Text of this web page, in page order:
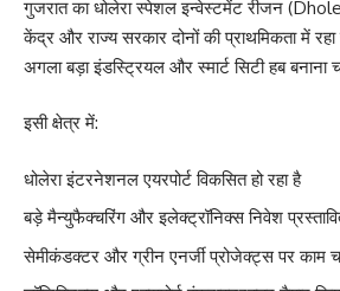
गुजरात का धोलेरा स्पेशल इन्वेस्टमेंट रीजन
केंद्र और राज्य सरकार दोनों की प्राथमिकता में
अगला बड़ा इंडस्ट्रियल और स्मार्ट सिटी हब बनाना
इसी क्षेत्र में:
धोलेरा इंटरनेशनल एयरपोर्ट विकसित हो रहा है
बड़े मैन्युफैक्चरिंग और इलेक्ट्रॉनिक्स निवेश
सेमीकंडक्टर और ग्रीन एनर्जी प्रोजेक्ट्स पर काम